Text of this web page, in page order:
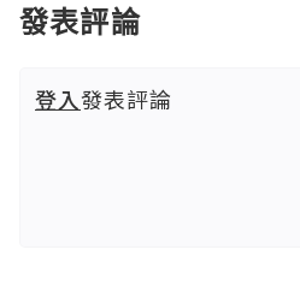
發表評論
登入發表評論